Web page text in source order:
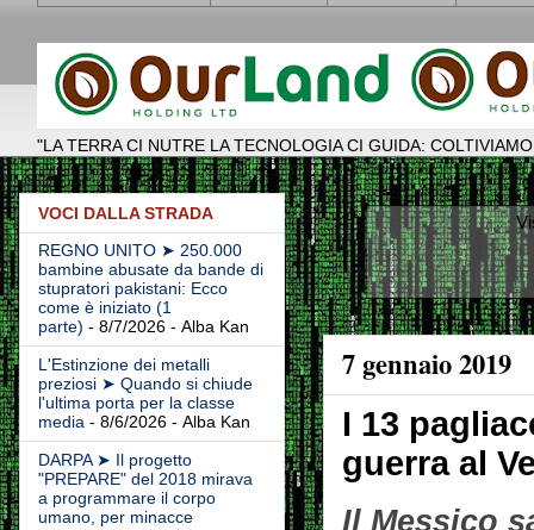
"LA TERRA CI NUTRE LA TECNOLOGIA CI GUIDA:
7 gennaio 2019
I 13
guerra al
Il Messico
VOCI DALLA STRADA
REGNO UNITO ➤ 250.000
bambine abusate da bande di
stupratori pakistani: Ecco
come è iniziato (1
parte) - 8/7/2026 - Alba Kan
L'Estinzione dei metalli
preziosi ➤ Quando si chiude
l'ultima porta per la classe
media - 8/6/2026 - Alba Kan
DARPA ➤ Il progetto
"PREPARE" del 2018 mirava
a programmare il corpo
umano, per minacce